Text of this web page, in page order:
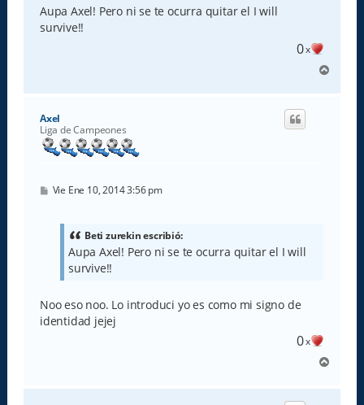
s
a
j
Aupa Axel! Pero ni se te ocurra quitar el I will
survive!!
0x
r
Axel
Liga de Campeones
M
Vie Ene 10, 2014 3:56 pm
Beti zurekin escribió:
Aupa Axel! Pero ni se te ocurra quitar el I will
survive!!
Noo eso noo. Lo introduci yo es como mi signo de
identidad jejej
0x
r